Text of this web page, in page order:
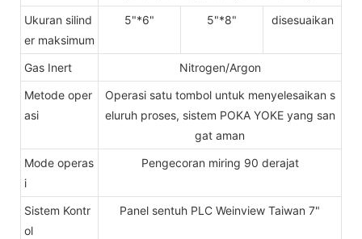
Ukuran silind
er maksimum
5"*6" 5"*8" disesuaikan
Gas Inert
Nitrogen/Argon
Metode oper
asi
Operasi satu tombol untuk menyelesaikan s
eluruh proses, sistem POKA YOKE yang san
gat aman
Mode operas
i
Pengecoran miring 90 derajat
Sistem Kontr
ol
Panel sentuh PLC Weinview Taiwan 7"